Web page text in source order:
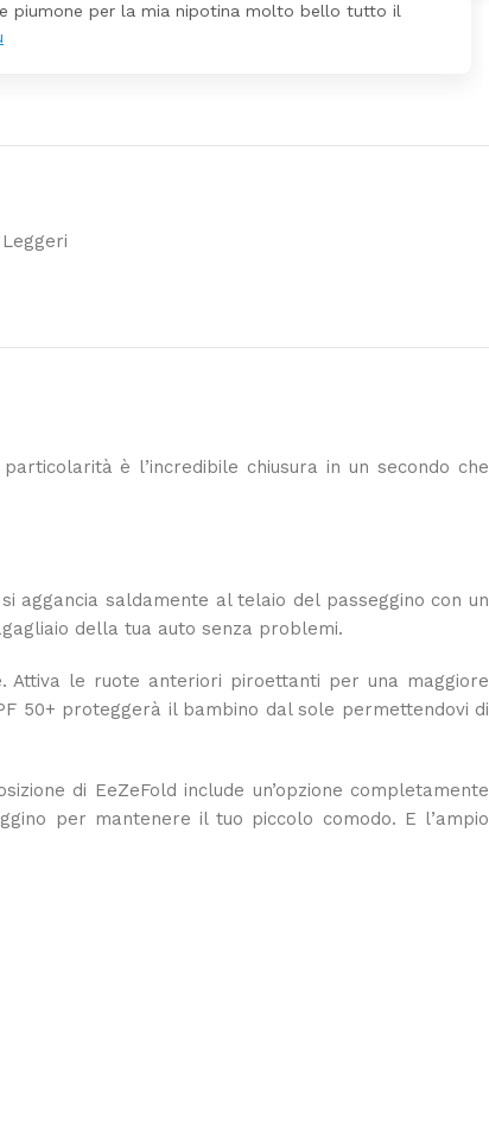
rispetto la concorrenza
è l’incredibile chiusura in un secondo che
aggancia saldamente al telaio del passeggino con un
della tua auto senza problemi.
le ruote anteriori piroettanti per una maggiore
50+ proteggerà il bambino dal sole permettendovi di
di EeZeFold include un’opzione completamente
per mantenere il tuo piccolo comodo. E l’ampio